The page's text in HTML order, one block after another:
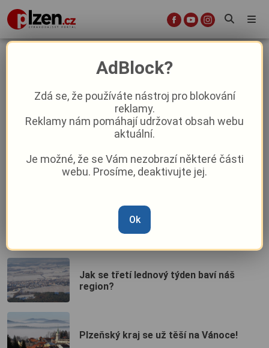
tanecni odpoledne
První říjnový víkend se v našem kraji
nudit nebudete!
Kam se můžete vypravit během prvního
dubnového víkendu v Plzeňském kraji?
Plzeňský kraj žije o víkendu divadlem i
Jak se třetí lednový týden baví náš
region?
Plzeňský kraj se už těší na Vánoce!
AdBlock?
Zdá se, že používáte nástroj pro blokování
reklamy.
Reklamy nám pomáhají udržovat obsah webu
aktuální.
Je možné, že se Vám nezobrazí některé části
webu. Prosíme, deaktivujte jej.
Ok